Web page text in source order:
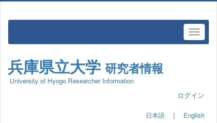
兵庫県立大学 研究者情報
University of Hyogo Researcher Information
ログイン
日本語 ｜ English